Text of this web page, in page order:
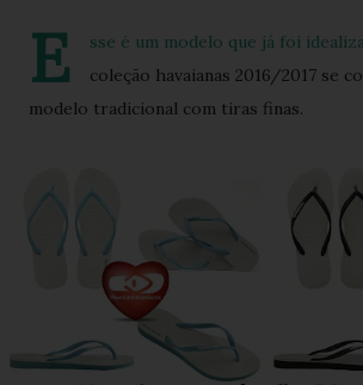
E
sse é um modelo que já foi
coleção havaianas 2016/2017 se
modelo tradicional com tiras finas.